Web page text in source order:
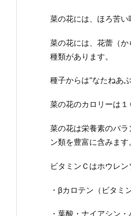
菜の花には、ほろ苦い
菜の花には、花蕾（
種類があります。
種子からは“なたねあ
菜の花のカロリーは１
菜の花は栄養素のバ
ン類を豊富に含みます。
ビタミンＣはホウレン
・βカロテン（ビタミ
・葉酸・ナイアシン